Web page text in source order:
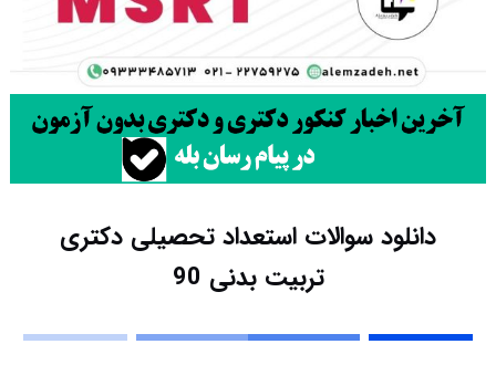
دانلود سوالات استعداد تحصیلی دکتری
تربیت بدنی 90